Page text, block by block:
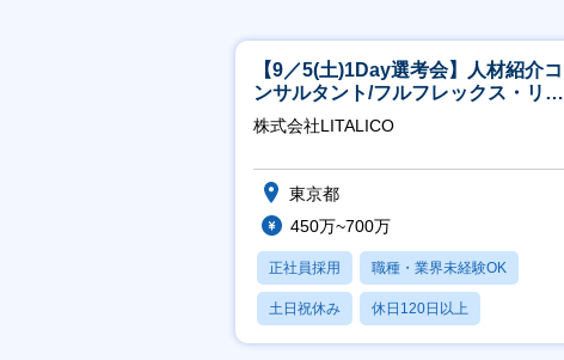
【9／5(土)1Day選考会】人材紹介コ
ンサルタント/フルフレックス・リモ
ート/育休最長6年取得可
株式会社LITALICO
東京都
450万~700万
正社員採用 職種・業界未経験OK
土日祝休み 休日120日以上
産休・育休あり